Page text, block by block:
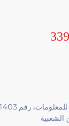
الشعبية